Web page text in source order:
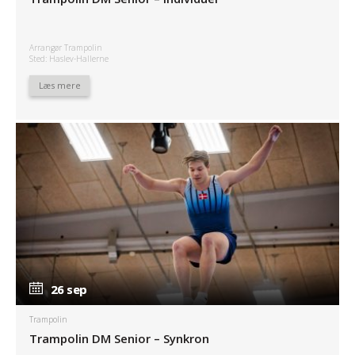
Arrangør Trampolin
Sted: Haslev-Hallerne
Læs mere
26 sep
26 sep
Trampolin
Trampolin DM Senior – Synkron